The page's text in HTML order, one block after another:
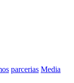
parcerias Media